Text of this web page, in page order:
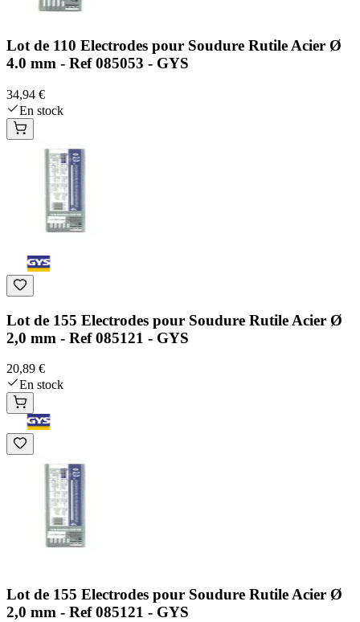
Lot de 110 Electrodes pour Soudure Rutile Acier Ø
4.0 mm - Ref 085053 - GYS
34,94 €
En stock
Lot de 155 Electrodes pour Soudure Rutile Acier Ø
2,0 mm - Ref 085121 - GYS
20,89 €
En stock
Lot de 155 Electrodes pour Soudure Rutile Acier Ø
2,0 mm - Ref 085121 - GYS